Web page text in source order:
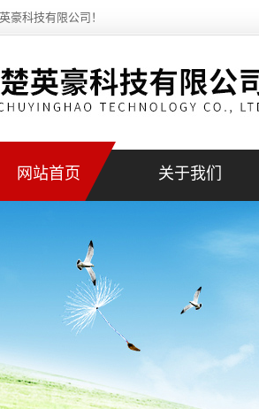
豪科技有限公司！
网站首页 关于我们